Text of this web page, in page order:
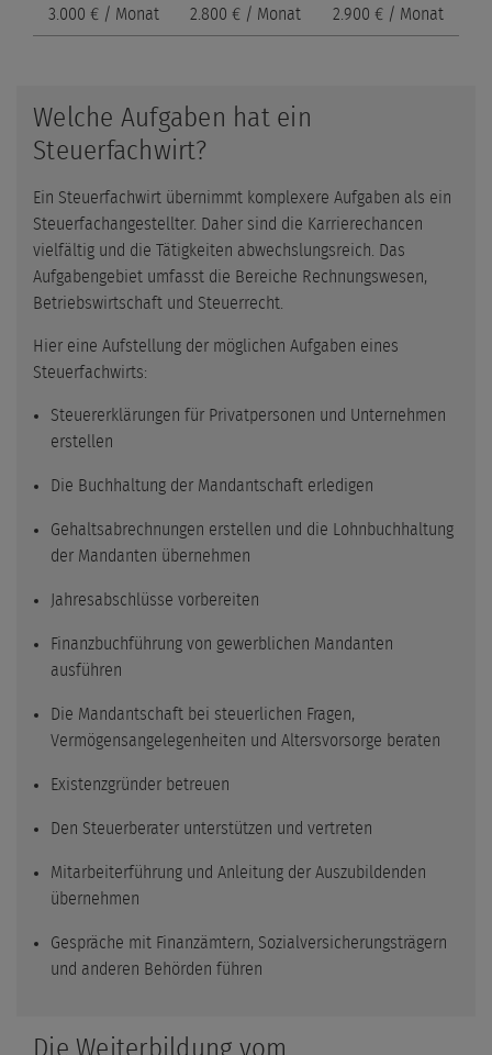
3.000 € / Monat 2.800 € / Monat 2.900 € / Monat
Welche Aufgaben hat ein
Steuerfachwirt?
Ein Steuerfachwirt übernimmt komplexere Aufgaben als ein
Steuerfachangestellter. Daher sind die Karrierechancen
vielfältig und die Tätigkeiten abwechslungsreich. Das
Aufgabengebiet umfasst die Bereiche Rechnungswesen,
Betriebswirtschaft und Steuerrecht.
Hier eine Aufstellung der möglichen Aufgaben eines
Steuerfachwirts:
Steuererklärungen für Privatpersonen und Unternehmen
erstellen
Die Buchhaltung der Mandantschaft erledigen
Gehaltsabrechnungen erstellen und die Lohnbuchhaltung
der Mandanten übernehmen
Jahresabschlüsse vorbereiten
Finanzbuchführung von gewerblichen Mandanten
ausführen
Die Mandantschaft bei steuerlichen Fragen,
Vermögensangelegenheiten und Altersvorsorge beraten
Existenzgründer betreuen
Den Steuerberater unterstützen und vertreten
Mitarbeiterführung und Anleitung der Auszubildenden
übernehmen
Gespräche mit Finanzämtern, Sozialversicherungsträgern
und anderen Behörden führen
Die Weiterbildung vom